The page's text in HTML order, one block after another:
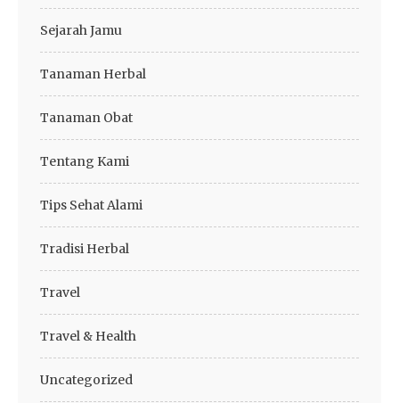
Sejarah Jamu
Tanaman Herbal
Tanaman Obat
Tentang Kami
Tips Sehat Alami
Tradisi Herbal
Travel
Travel & Health
Uncategorized